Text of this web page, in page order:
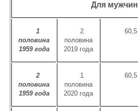
Для мужчин
1
половина
1959 года
2
половина
2019 года
60,5
2
половина
1959 года
1
половина
2020 года
60,5